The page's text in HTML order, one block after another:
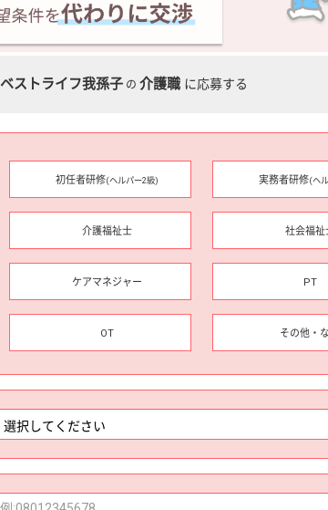
ベストライフ我孫子 の 介護職 に応募する
初任者研修(ヘルパー2級) 実務者研修(ヘ
介護福祉士 社会福祉
ケアマネジャー PT
OT その他・